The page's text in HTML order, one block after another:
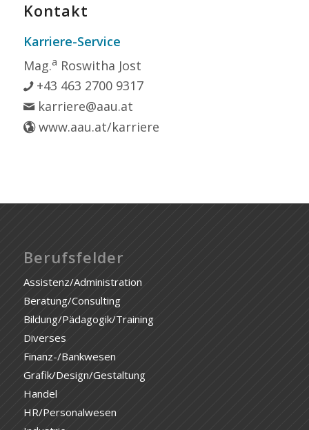
Kontakt
Karriere-Service
Mag.a Roswitha Jost
+43 463 2700 9317
karriere@aau.at
www.aau.at/karriere
Berufsfelder
Assistenz/Administration
Beratung/Consulting
Bildung/Pädagogik/Training
Diverses
Finanz-/Bankwesen
Grafik/Design/Gestaltung
Handel
HR/Personalwesen